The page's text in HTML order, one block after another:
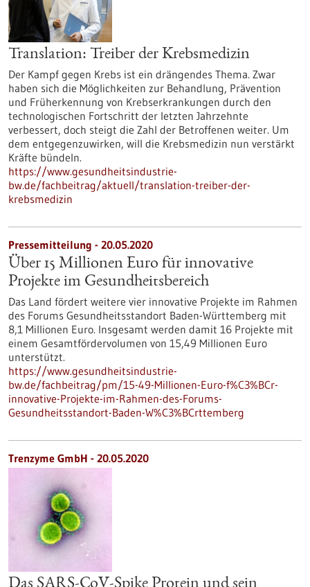
Translation: Treiber der Krebsmedizin
Der Kampf gegen Krebs ist ein drängendes Thema. Zwar
haben sich die Möglichkeiten zur Behandlung, Prävention
und Früherkennung von Krebserkrankungen durch den
technologischen Fortschritt der letzten Jahrzehnte
verbessert, doch steigt die Zahl der Betroffenen weiter. Um
dem entgegenzuwirken, will die Krebsmedizin nun verstärkt
Kräfte bündeln.
https://www.gesundheitsindustrie-
bw.de/fachbeitrag/aktuell/translation-treiber-der-
krebsmedizin
Pressemitteilung - 20.05.2020
Über 15 Millionen Euro für innovative
Projekte im Gesundheitsbereich
Das Land fördert weitere vier innovative Projekte im Rahmen
des Forums Gesundheitsstandort Baden-Württemberg mit
8,1 Millionen Euro. Insgesamt werden damit 16 Projekte mit
einem Gesamtfördervolumen von 15,49 Millionen Euro
unterstützt.
https://www.gesundheitsindustrie-
bw.de/fachbeitrag/pm/15-49-Millionen-Euro-f%C3%BCr-
innovative-Projekte-im-Rahmen-des-Forums-
Gesundheitsstandort-Baden-W%C3%BCrttemberg
Trenzyme GmbH - 20.05.2020